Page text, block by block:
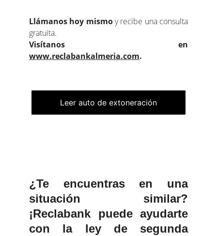
Llámanos hoy mismoy recibe una consulta
gratuita.
Visítanos en
www.reclabankalmeria.com.
Leer auto de extoneración
¿Te encuentras en una
situación similar?
¡Reclabank puede ayudarte
con la ley de segunda